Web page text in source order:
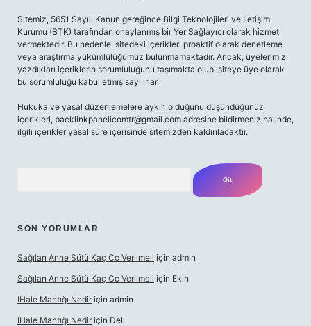
Sitemiz, 5651 Sayılı Kanun gereğince Bilgi Teknolojileri ve İletişim
Kurumu (BTK) tarafından onaylanmış bir Yer Sağlayıcı olarak hizmet
vermektedir. Bu nedenle, sitedeki içerikleri proaktif olarak denetleme
veya araştırma yükümlülüğümüz bulunmamaktadır. Ancak, üyelerimiz
yazdıkları içeriklerin sorumluluğunu taşımakta olup, siteye üye olarak
bu sorumluluğu kabul etmiş sayılırlar.
Hukuka ve yasal düzenlemelere aykırı olduğunu düşündüğünüz
içerikleri, backlinkpanelicomtr@gmail.com adresine bildirmeniz halinde,
ilgili içerikler yasal süre içerisinde sitemizden kaldırılacaktır.
SON YORUMLAR
Sağılan Anne Sütü Kaç Cc Verilmeli için admin
Sağılan Anne Sütü Kaç Cc Verilmeli için Ekin
İHale Mantığı Nedir için admin
İHale Mantığı Nedir için Deli